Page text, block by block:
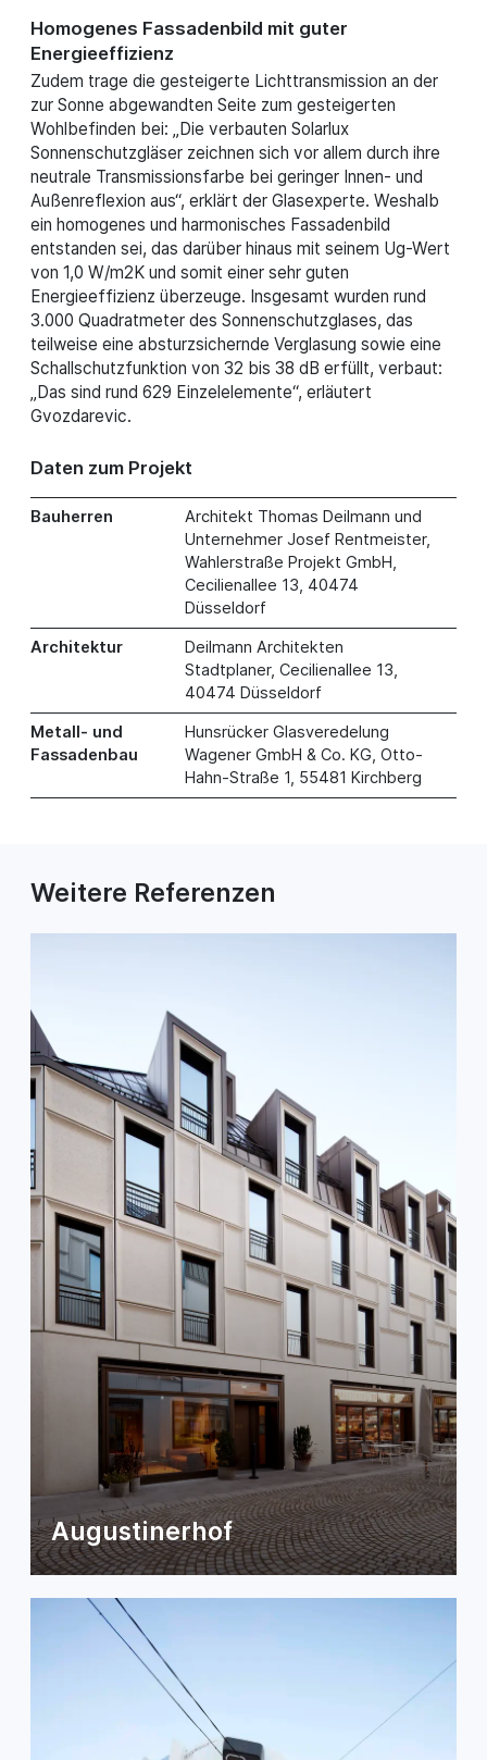
Homogenes Fassadenbild mit guter
Energieeffizienz
Zudem trage die gesteigerte Lichttransmission an der
zur Sonne abgewandten Seite zum gesteigerten
Wohlbefinden bei: „Die verbauten Solarlux
Sonnenschutzgläser zeichnen sich vor allem durch ihre
neutrale Transmissionsfarbe bei geringer Innen- und
Außenreflexion aus“, erklärt der Glasexperte. Weshalb
ein homogenes und harmonisches Fassadenbild
entstanden sei, das darüber hinaus mit seinem Ug-Wert
von 1,0 W/m2K und somit einer sehr guten
Energieeffizienz überzeuge. Insgesamt wurden rund
3.000 Quadratmeter des Sonnenschutzglases, das
teilweise eine absturzsichernde Verglasung sowie eine
Schallschutzfunktion von 32 bis 38 dB erfüllt, verbaut:
„Das sind rund 629 Einzelelemente“, erläutert
Gvozdarevic.
Daten zum Projekt
Bauherren
Architekt Thomas Deilmann und
Unternehmer Josef Rentmeister,
Wahlerstraße Projekt GmbH,
Cecilienallee 13, 40474
Düsseldorf
Architektur
Deilmann Architekten
Stadtplaner, Cecilienallee 13,
40474 Düsseldorf
Metall- und
Fassadenbau
Hunsrücker Glasveredelung
Wagener GmbH & Co. KG, Otto-
Hahn-Straße 1, 55481 Kirchberg
Weitere Referenzen
Augustinerhof